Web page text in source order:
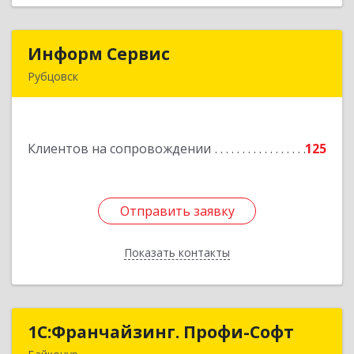
Информ Сервис
Рубцовск
Клиентов на сопровождении 125
Отправить заявку
Показать контакты
Подробнее
Отправить заявку
Назад
1С:Франчайзинг. Профи-Софт
1С:Франчайзинг. Профи-Софт